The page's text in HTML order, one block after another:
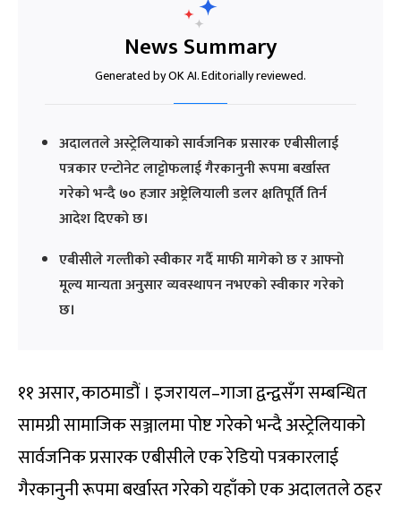
News Summary
Generated by OK AI. Editorially reviewed.
अदालतले अस्ट्रेलियाको सार्वजनिक प्रसारक एबीसीलाई
पत्रकार एन्टोनेट लाट्टोफलाई गैरकानुनी रूपमा बर्खास्त
गरेको भन्दै ७० हजार अष्ट्रेलियाली डलर क्षतिपूर्ति तिर्न
आदेश दिएको छ।
एबीसीले गल्तीको स्वीकार गर्दै माफी मागेको छ र आफ्नो
मूल्य मान्यता अनुसार व्यवस्थापन नभएको स्वीकार गरेको
छ।
११ असार, काठमाडौं । इजरायल–गाजा द्वन्द्वसँग सम्बन्धित
सामग्री सामाजिक सञ्जालमा पोष्ट गरेको भन्दै अस्ट्रेलियाको
सार्वजनिक प्रसारक एबीसीले एक रेडियो पत्रकारलाई
गैरकानुनी रूपमा बर्खास्त गरेको यहाँको एक अदालतले ठहर